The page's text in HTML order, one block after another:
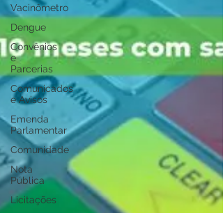
Vacinômetro
Dengue
Convênios
e
Parcerias
Comunicados
e Avisos
Emenda
Parlamentar
Comunidade
Nota
Pública
Licitações